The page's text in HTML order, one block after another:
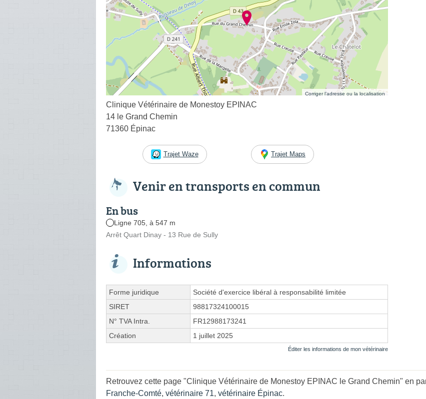
Corriger l’adresse ou la localisation
Clinique Vétérinaire de Monestoy EPINAC
14 le Grand Chemin
71360 Épinac
Trajet Waze Trajet Maps
Venir en transports en commun
En bus
Ligne 705, à 547 m
Arrêt Quart Dinay - 13 Rue de Sully
Informations
Forme juridique
Société d'exercice libéral à responsabilité limitée
SIRET
98817324100015
N° TVA Intra.
FR12988173241
Création
1 juillet 2025
Éditer les informations de mon vétérinaire
Retrouvez cette page "Clinique Vétérinaire de Monestoy EPINAC le Grand Chemin" en
Franche-Comté, vétérinaire 71, vétérinaire Épinac.